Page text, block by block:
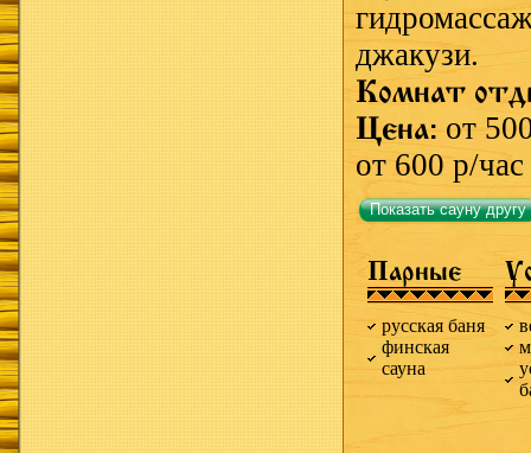
джакузи.
Комнат
Цена: от
от 600 р/час
Показать сауну другу
Парные
русская баня
финская
сауна